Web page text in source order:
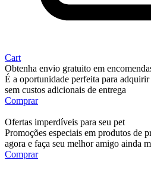
Cart
Obtenha envio gratuito em
É a oportunidade perfeita para
sem custos adicionais de entrega
Comprar
Ofertas imperdíveis para seu pet
Promoções especiais em produtos de
agora e faça seu melhor amigo ainda
Comprar